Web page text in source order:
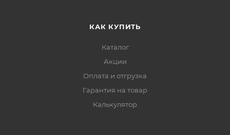
КАК КУПИТЬ
Каталог
Акции
Оплата и отгрузка
Гарантия на товар
Калькулятор